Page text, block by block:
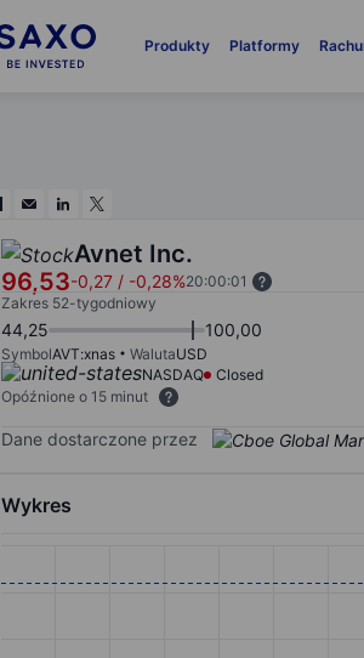
Produkty Platformy
Avnet Inc.
96,53-0,27 / -0,28%20:00:01
Zakres 52-tygodniowy
44,25 100,00
SymbolAVT:xnas WalutaUSD
NASDAQ
Closed
Opóźnione o 15 minut
Dane dostarczone przez
Wykres